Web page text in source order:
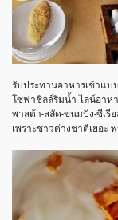
รับประทานอาหารเช้าแ
โซฟาชิลล์ริมน้ำ ไลน์อาห
พาสต้า-สลัด-ขนมปัง-ซีเรี
เพราะชาวต่างชาติเยอะ